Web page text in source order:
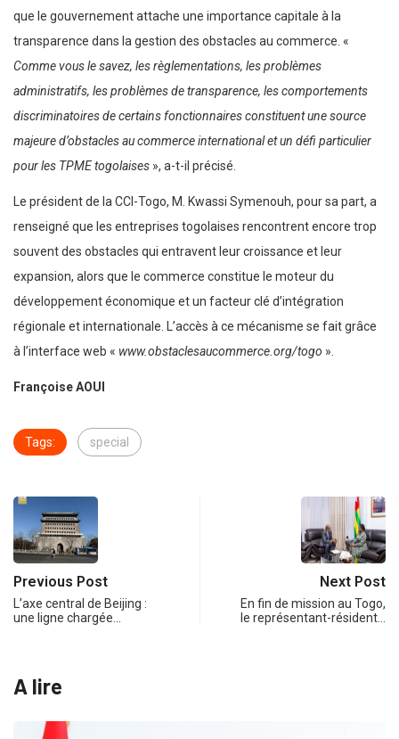
que le gouvernement attache une importance capitale à la
transparence dans la gestion des obstacles au commerce. «
Comme vous le savez, les règlementations, les problèmes
administratifs, les problèmes de transparence, les comportements
discriminatoires de certains fonctionnaires constituent une source
majeure d’obstacles au commerce international et un défi particulier
pour les TPME togolaises », a-t-il précisé.
Le président de la CCI-Togo, M. Kwassi Symenouh, pour sa part, a
renseigné que les entreprises togolaises rencontrent encore trop
souvent des obstacles qui entravent leur croissance et leur
expansion, alors que le commerce constitue le moteur du
développement économique et un facteur clé d’intégration
régionale et internationale. L’accès à ce mécanisme se fait grâce
à l’interface web « www.obstaclesaucommerce.org/togo ».
Françoise AOUI
Tags: special
Previous Post
L’axe central de Beijing :
une ligne chargée…
Next Post
En fin de mission au Togo,
le représentant-résident…
A lire